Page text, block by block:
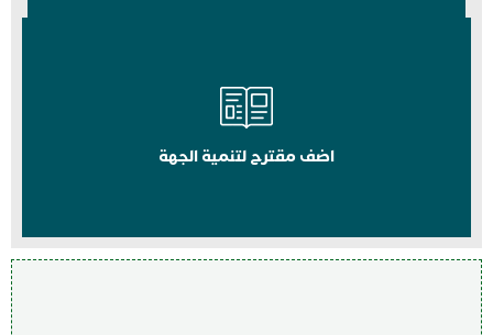
اضف مقترح لتنمية الجهة